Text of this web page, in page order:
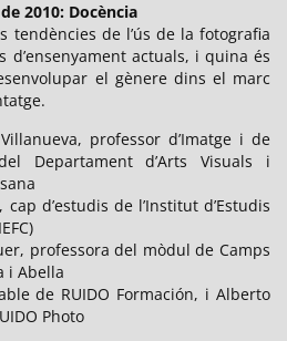
2010: Docència
tendències de l’ús de la fotografia
actuals, i quina és
el gènere dins el marc
professor d’Imatge i de
Departament d’Arts Visuals i
d’estudis de l’Institut d’Estudis
professora del mòdul de Camps
i Abella
de RUIDO Formación, i Alberto
Photo